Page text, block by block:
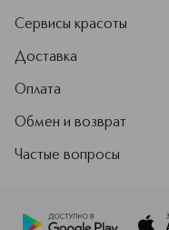
Сервисы красоты
Доставка
Оплата
Обмен и возврат
Частые вопросы